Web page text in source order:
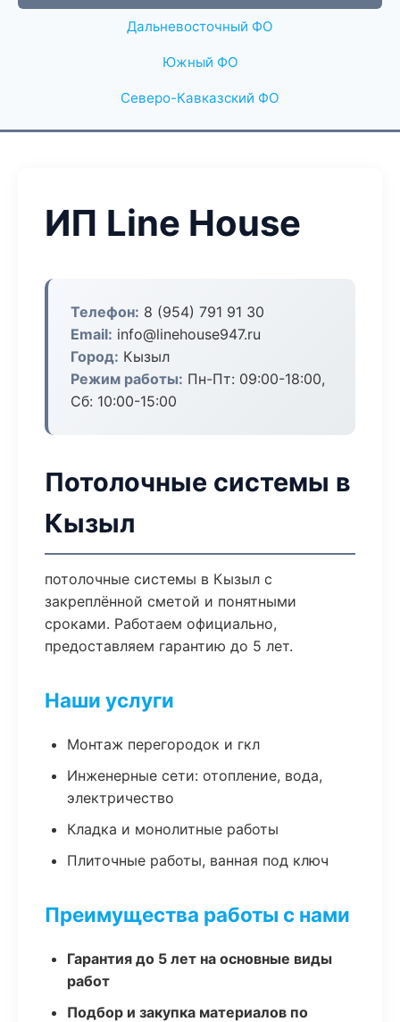
Дальневосточный ФО
Южный ФО
Северо-Кавказский ФО
ИП Line House
Телефон: 8 (954) 791 91 30
Email: info@linehouse947.ru
Город: Кызыл
Режим работы: Пн-Пт: 09:00-18:00,
Сб: 10:00-15:00
Потолочные системы в
Кызыл
потолочные системы в Кызыл с
закреплённой сметой и понятными
сроками. Работаем официально,
предоставляем гарантию до 5 лет.
Наши услуги
Монтаж перегородок и гкл
Инженерные сети: отопление, вода,
электричество
Кладка и монолитные работы
Плиточные работы, ванная под ключ
Преимущества работы с нами
Гарантия до 5 лет на основные виды
работ
Подбор и закупка материалов по